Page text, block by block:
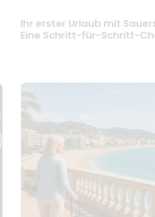
Ihr erster Urlaub mit
Eine Schritt-für-Schritt-